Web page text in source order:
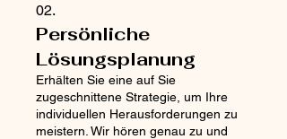
02.
Persönliche
Lösungsplanung
Erhälten Sie eine auf Sie
zugeschnittene Strategie, um Ihre
individuellen Herausforderungen zu
meistern. Wir hören genau zu und